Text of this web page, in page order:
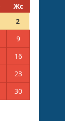
Жс
2
9
16
23
30